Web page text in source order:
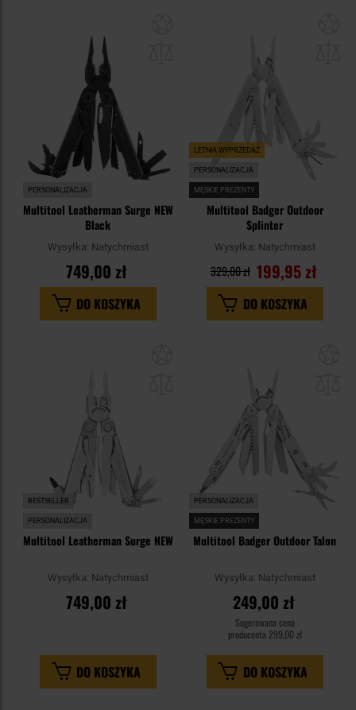
PERSONALIZACJA
Multitool Leatherman Surge NEW
Black
Wysyłka: Natychmiast
749,00 zł
DO KOSZYKA
LETNIA WYPRZEDAŻ
PERSONALIZACJA
MĘSKIE PREZENTY
Multitool Badger Outdoor
Splinter
Wysyłka: Natychmiast
199,95 zł
329,00 zł
DO KOSZYKA
BESTSELLER
PERSONALIZACJA
Multitool Leatherman Surge NEW
Wysyłka: Natychmiast
749,00 zł
DO KOSZYKA
PERSONALIZACJA
MĘSKIE PREZENTY
Multitool Badger Outdoor Talon
Wysyłka: Natychmiast
249,00 zł
Sugerowana cena
producenta 299,00 zł
DO KOSZYKA